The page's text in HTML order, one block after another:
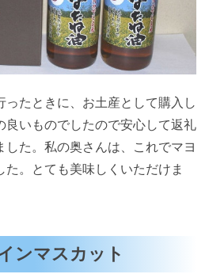
ったときに、お土産として購入し
良いものでしたので安心して返礼
た。私の奥さんは、これでマヨ
た。とても美味しくいただけま
ンマスカット